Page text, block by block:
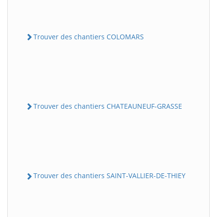
Trouver des chantiers COLOMARS
Trouver des chantiers CHATEAUNEUF-GRASSE
Trouver des chantiers SAINT-VALLIER-DE-THIEY